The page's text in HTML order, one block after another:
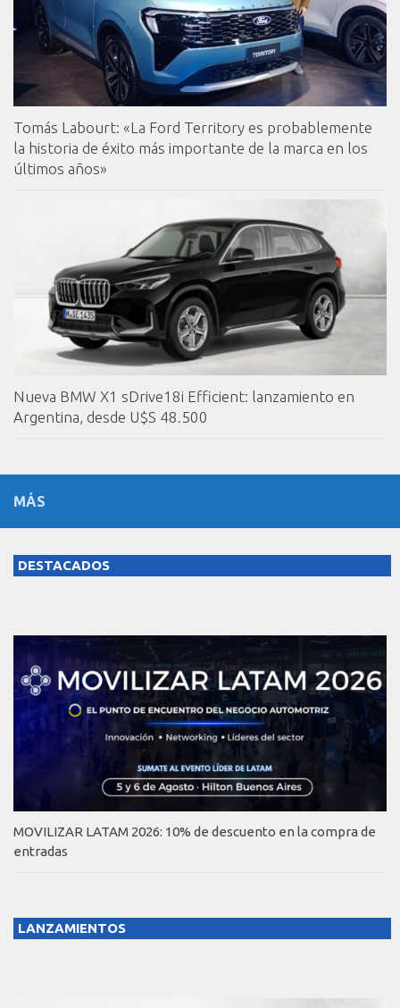
Tomás Labourt: «La Ford Territory es probablemente
la historia de éxito más importante de la marca en los
últimos años»
Nueva BMW X1 sDrive18i Efficient: lanzamiento en
Argentina, desde U$S 48.500
MÁS
DESTACADOS
MOVILIZAR LATAM 2026: 10% de descuento en la compra de
entradas
LANZAMIENTOS